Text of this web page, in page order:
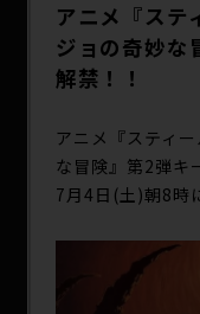
SPECIAL
アニメ『ステ
ジョの奇妙な
解禁！！
アニメ『スティ
な冒険』第2弾キ
7月4日(土)朝8時